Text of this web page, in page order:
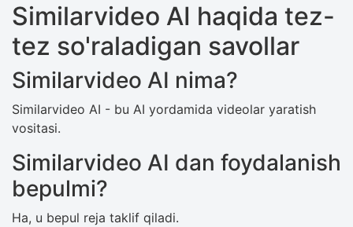
Similarvideo AI haqida tez-
tez so'raladigan savollar
Similarvideo AI nima?
Similarvideo AI - bu AI yordamida videolar yaratish
vositasi.
Similarvideo AI dan foydalanish
bepulmi?
Ha, u bepul reja taklif qiladi.